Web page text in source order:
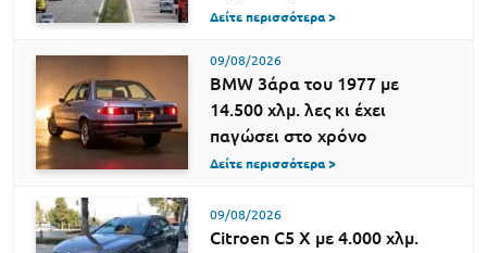
Δείτε περισσότερα >
09/08/2026
BMW 3άρα του 1977 με
14.500 χλμ. λες κι έχει
παγώσει στο χρόνο
Δείτε περισσότερα >
09/08/2026
Citroen C5 X με 4.000 χλμ.